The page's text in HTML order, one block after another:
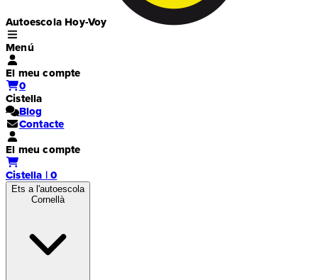
Autoescola Hoy-Voy
Menú
El meu compte
0
Cistella
Blog
Contacte
El meu compte
Cistella | 0
Ets a l'autoescola
Cornellà